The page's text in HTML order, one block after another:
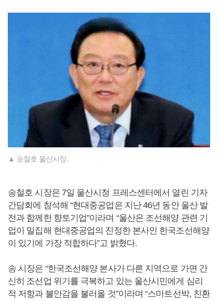
▲ 송철호 울산시장.
송철호 시장은 7일 울산시청 프레스센터에서 열린 기자
간담회에 참석해 “현대중공업은 지난 46년 동안 울산 발
전과 함께한 향토기업”이라며 “울산은 조선해양 관련 기
업이 밀집해 현대중공업의 진정한 본사인 한국조선해양
이 있기에 가장 적합하다”고 밝혔다.
송 시장은 “한국조선해양 본사가 다른 지역으로 가면 간
신히 조선업 위기를 극복하고 있는 울산시민에게 심리
적 저항과 불안감을 불러올 것”이라며 “스마트선박, 친환